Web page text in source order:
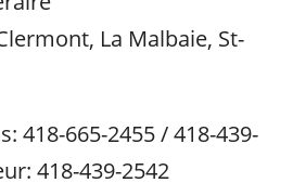
La Malbaie, St-
418-665-2455 / 418-439-
418-439-2542